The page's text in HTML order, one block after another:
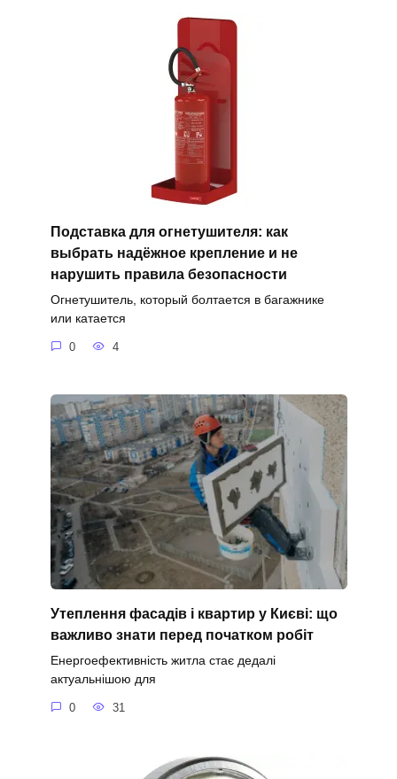
Подставка для огнетушителя: как
выбрать надёжное крепление и не
нарушить правила безопасности
Огнетушитель, который болтается в багажнике
или катается
0 4
Утеплення фасадів і квартир у Києві: що
важливо знати перед початком робіт
Енергоефективність житла стає дедалі
актуальнішою для
0 31